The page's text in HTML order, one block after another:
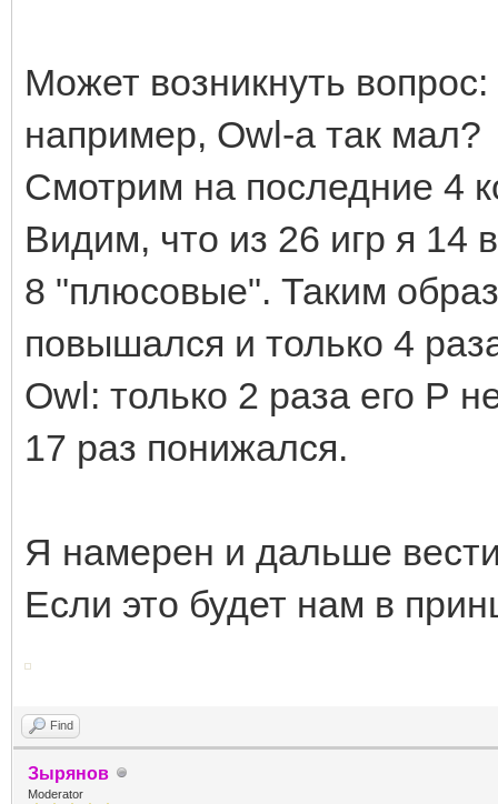
Может возникнуть
например, Owl-а так мал?
Смотрим на последние 4
Видим, что из 26 игр я 14
8 "плюсовые". Таким
повышался и только 4
Owl: только 2 раза его Р
17 раз понижался.
Я намерен и дальше
Если это будет нам в
Find
Зырянов
Moderator